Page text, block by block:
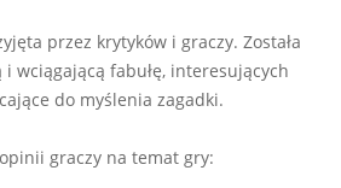
przez krytyków i graczy. Została
wciągającą fabułę, interesujących
do myślenia zagadki.
graczy na temat gry: